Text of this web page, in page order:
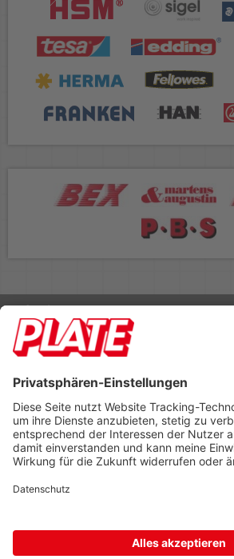
Rufen Sie uns an 04298 401-0
Lieferbedingungen Impressum
Footer anzeigen
PLATE Büromaterial Vertriebs GmbH
Hilligenwarf 5